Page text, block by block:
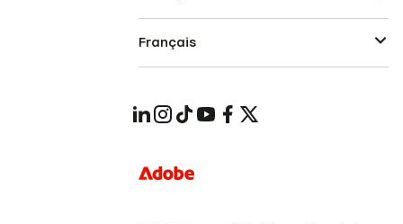
Français